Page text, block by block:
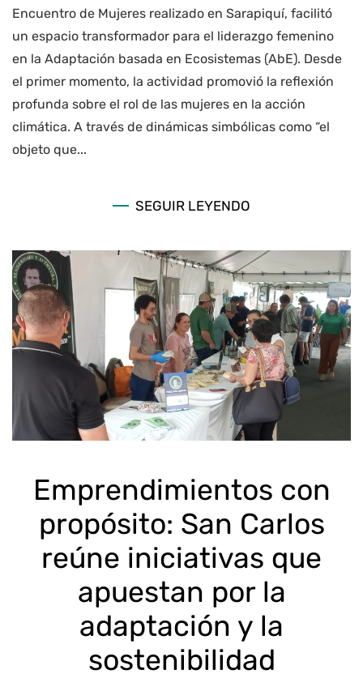
Encuentro de Mujeres realizado en Sarapiquí, facilitó
un espacio transformador para el liderazgo femenino
en la Adaptación basada en Ecosistemas (AbE). Desde
el primer momento, la actividad promovió la reflexión
profunda sobre el rol de las mujeres en la acción
climática. A través de dinámicas simbólicas como “el
objeto que...
SEGUIR LEYENDO
Emprendimientos con
propósito: San Carlos
reúne iniciativas que
apuestan por la
adaptación y la
sostenibilidad